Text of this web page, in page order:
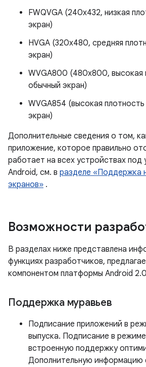
FWQVGA (240x432, низкая
экран)
HVGA (320x480, средняя
экран)
WVGA800 (480x800, высокая
обычный экран)
WVGA854 (высокая
экран)
Дополнительные сведения о том,
приложение, которое правильно
работает на всех устройствах под
Android, см. в разделе «Поддержка
экранов» .
Возможности
В разделах ниже представлена
функциях разработчиков,
компонентом платформы Android
Поддержка муравьев
Подписание приложений в
выпуска. Подписание в
встроенную поддержку
Дополнительную информацию